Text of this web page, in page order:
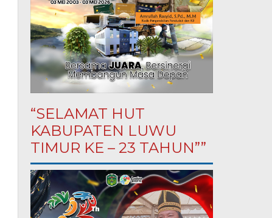
“SELAMAT HUT
KABUPATEN LUWU
TIMUR KE – 23 TAHUN””